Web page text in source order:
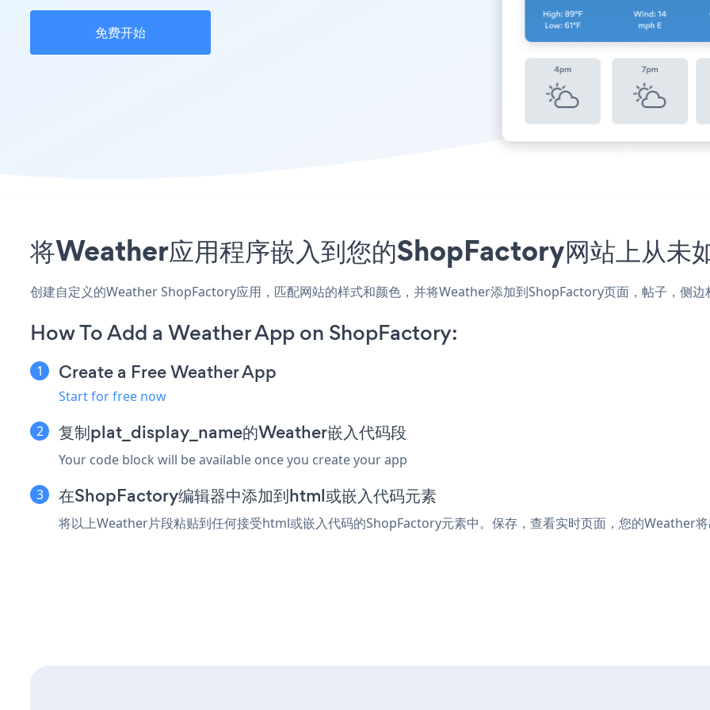
免费开始
将Weather应用程序嵌入到您的ShopFactory网站上从未
创建自定义的Weather ShopFactory应用，匹配网站的样式和颜色，并将Weather添加到ShopFactory页面，帖子，侧边
How To Add a Weather App on ShopFactory:
Create a Free Weather App
Start for free now
复制plat_display_name的Weather嵌入代码段
Your code block will be available once you create your app
在ShopFactory编辑器中添加到html或嵌入代码元素
将以上Weather片段粘贴到任何接受html或嵌入代码的ShopFactory元素中。保存，查看实时页面，您的Weather